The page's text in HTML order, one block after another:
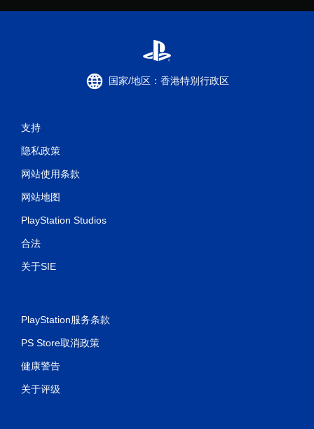
国家/地区：香港特别行政区
支持
隐私政策
网站使用条款
网站地图
PlayStation Studios
合法
关于SIE
PlayStation服务条款
PS Store取消政策
健康警告
关于评级